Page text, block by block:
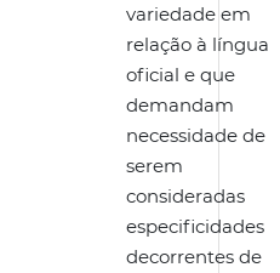
variedade em
relação à língua
oficial e que
demandam
necessidade de
serem
consideradas
especificidades
decorrentes de